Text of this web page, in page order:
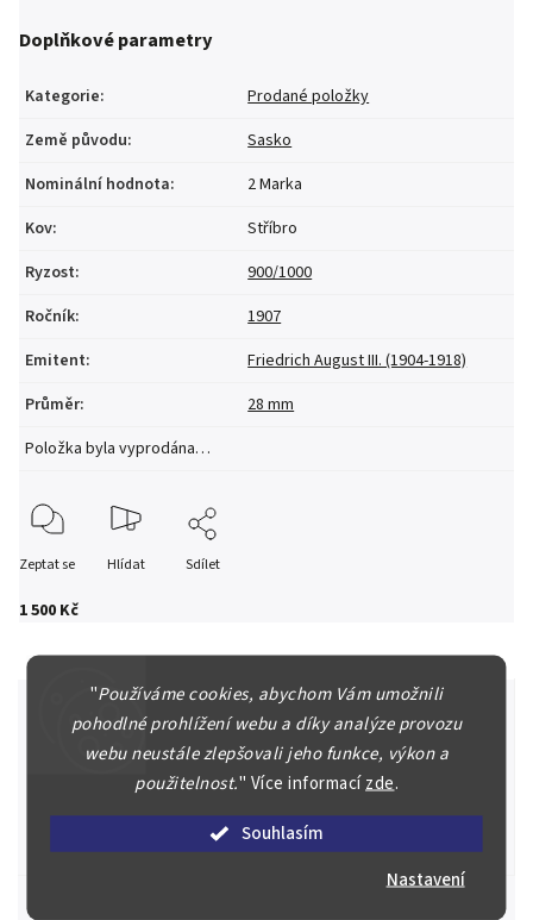
"Používáme cookies, abychom Vám umožnili
pohodlné prohlížení webu a díky analýze provozu
webu neustále zlepšovali jeho funkce, výkon a
použitelnost." Více informacízde.
Souhlasím
Nastavení
1 500 Kč
Doplňkové parametry
Kategorie:
Prodané položky
Země původu:
Sasko
Nominální hodnota:
2 Marka
Kov:
Stříbro
Ryzost:
900/1000
Ročník:
1907
Emitent:
Friedrich August III. (1904-1918)
Průměr:
28 mm
Položka byla vyprodána…
Zeptat se Hlídat Sdílet
Špičkové služby za nejlepší ceny
Náš kolektiv specialistů a znalců se Vám bude plně věnovat.
Posoudíme kvalitu a pravost Vašeho materiálu, prodáme v naší
aukci nebo Vám poradíme kam investovat.